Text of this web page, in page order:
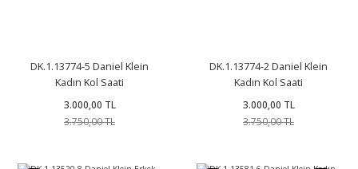
DK.1.13774-5 Daniel Klein
Kadın Kol Saati
3.000,00 TL
3.750,00 TL
DK.1.13774-2 Daniel Klein
Kadın Kol Saati
3.000,00 TL
3.750,00 TL